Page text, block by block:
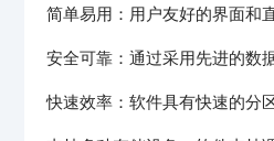
简单易用：用户友好的界面和
安全可靠：通过采用先进的数
快速效率：软件具有快速的分